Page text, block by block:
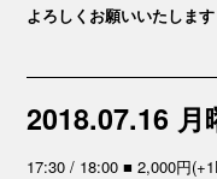
よろしくお願いいたします
2018.07.16 月
17:30 / 18:00 ■ 2,000円